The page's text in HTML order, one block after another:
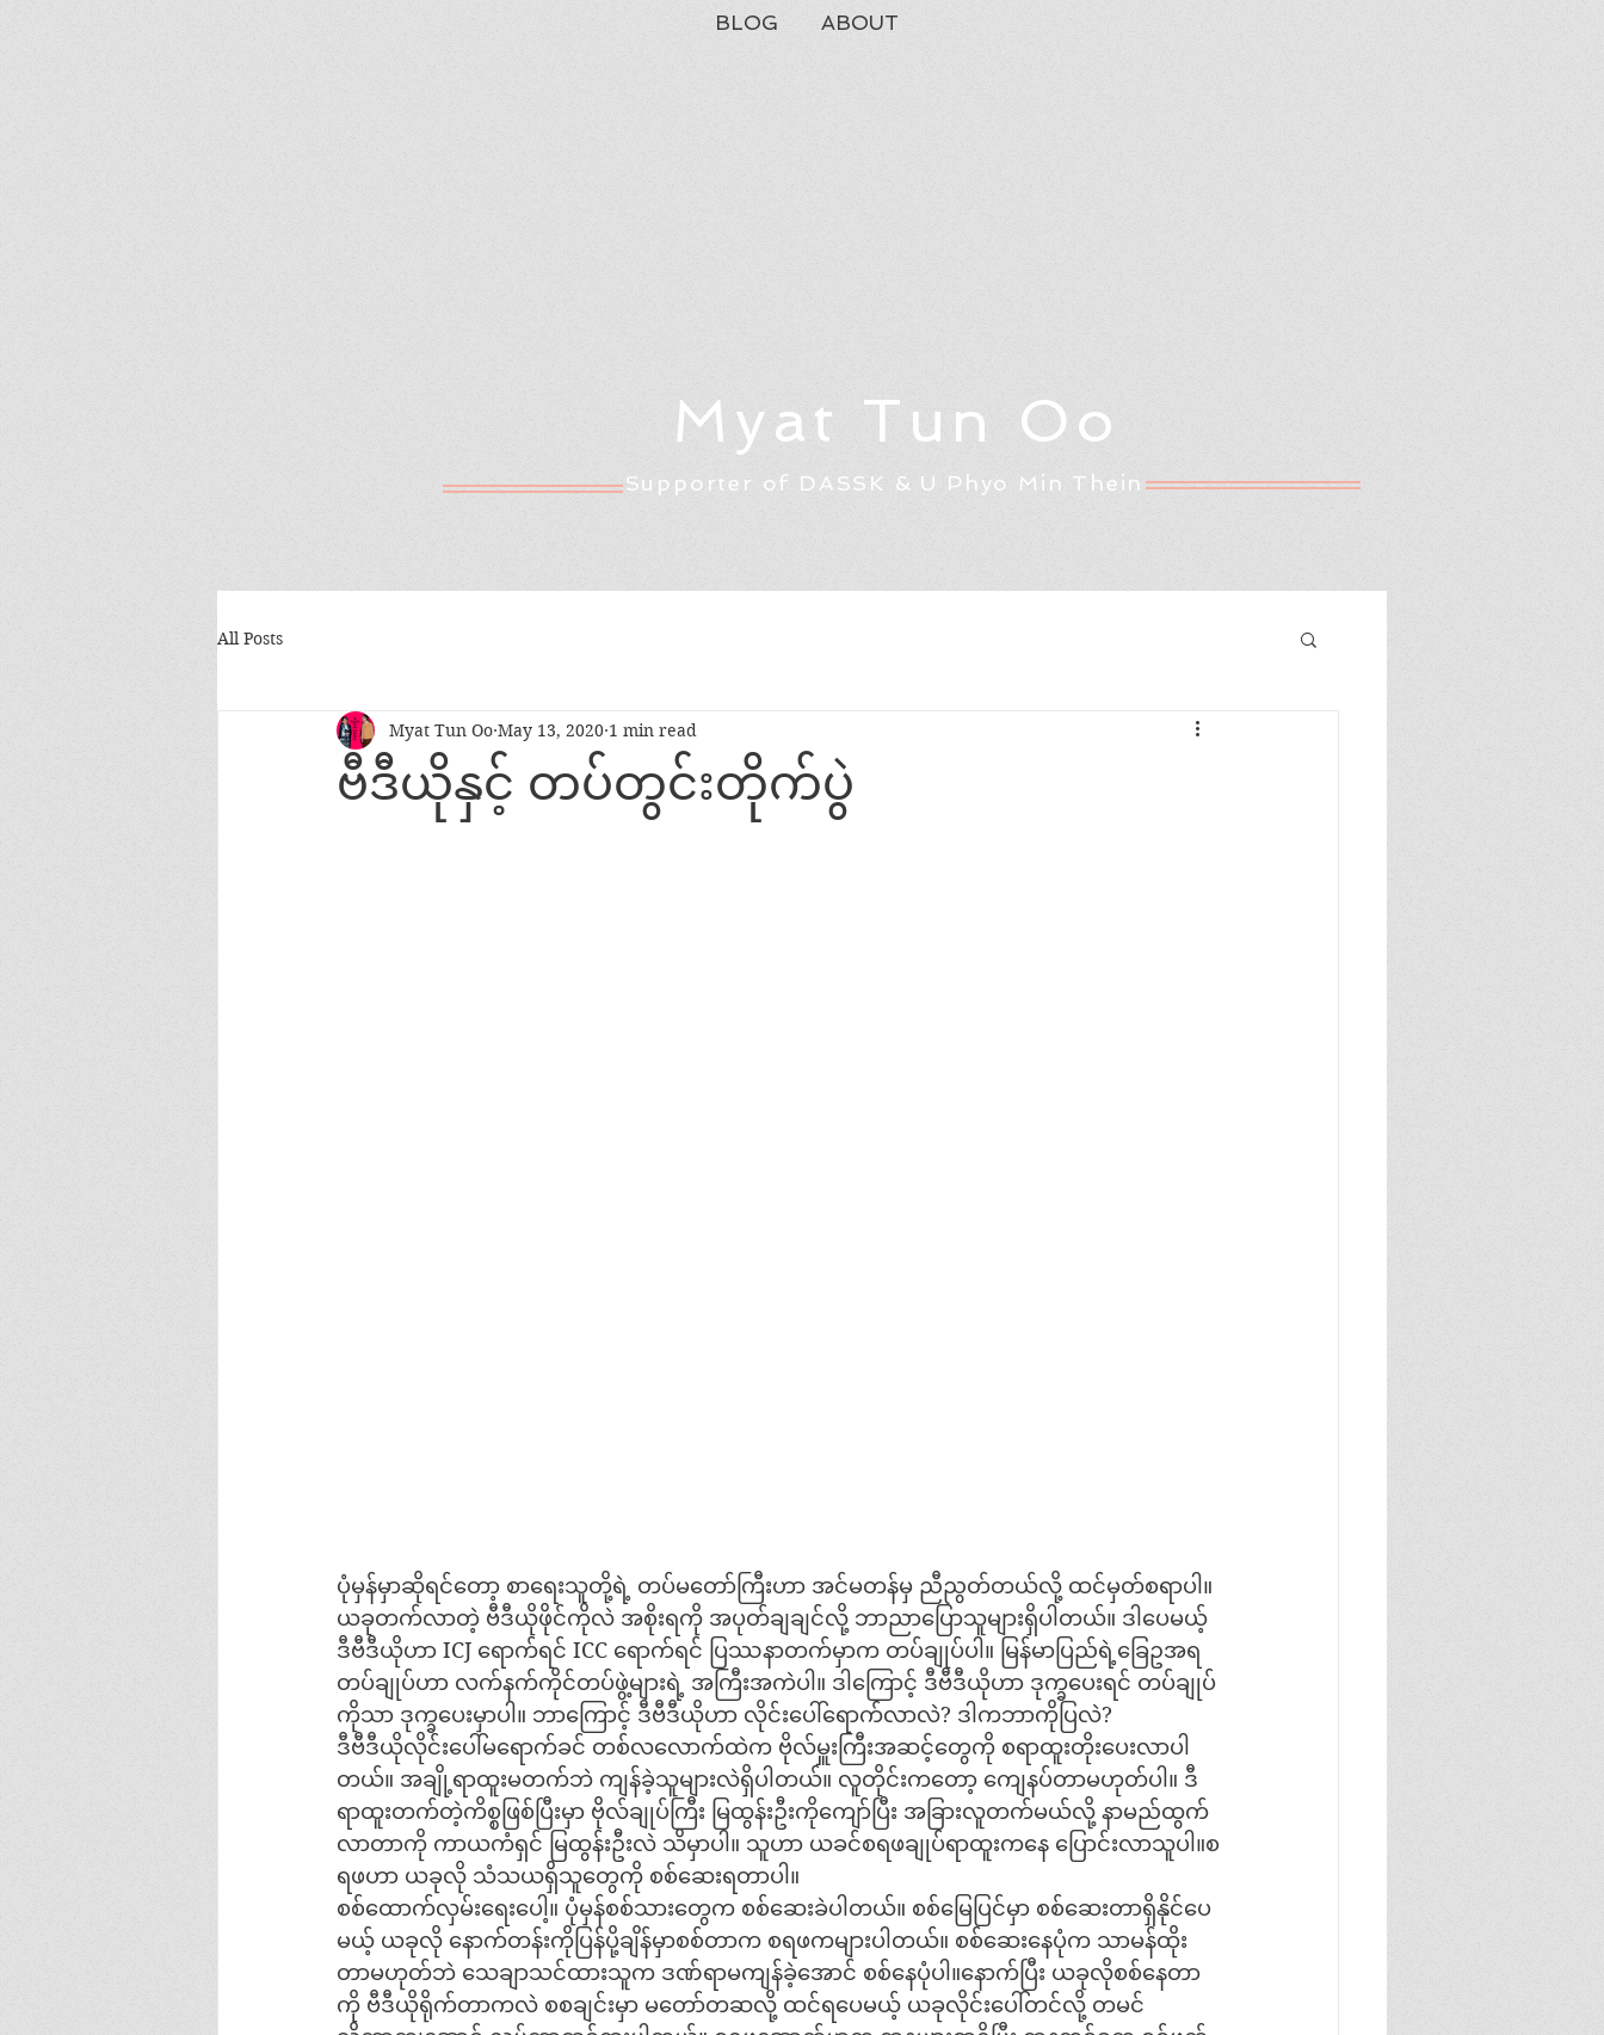
Myat Tun Oo
Supporter of DASSK & U Phyo Min Thein
BLOG ABOUT
All Posts
ဗီဒီယိုနှင့် တပ်တွင်းတိုက်ပွဲ
Myat Tun Oo May 13, 2020 1 min read
ပုံမှန်မှာဆိုရင်တော့ စာရေးသူတို့ရဲ့ တပ်မတော်ကြီးဟာ အင်မတန်မှ ညီညွတ်တယ်လို့ ထင်မှတ်စရာပါ။
ယခုတက်လာတဲ့ ဗီဒီယိုဖိုင်ကိုလဲ အစိုးရကို အပုတ်ချချင်လို့ ဘာညာပြောသူများရှိပါတယ်။ ဒါပေမယ့်
ဒီဗီဒီယိုဟာ ICJ ရောက်ရင် ICC ရောက်ရင် ပြဿနာတက်မှာက တပ်ချုပ်ပါ။ မြန်မာပြည်ရဲ့ခြေဥအရ
တပ်ချုပ်ဟာ လက်နက်ကိုင်တပ်ဖွဲ့များရဲ့ အကြီးအကဲပါ။ ဒါကြောင့် ဒီဗီဒီယိုဟာ ဒုက္ခပေးရင် တပ်ချုပ်
ကိုသာ ဒုက္ခပေးမှာပါ။ ဘာကြောင့် ဒီဗီဒီယိုဟာ လိုင်းပေါ်ရောက်လာလဲ? ဒါကဘာကိုပြလဲ?
ဒီဗီဒီယိုလိုင်းပေါ်မရောက်ခင် တစ်လလောက်ထဲက ဗိုလ်မှူးကြီးအဆင့်တွေကို စရာထူးတိုးပေးလာပါ
တယ်။ အချို့ရာထူးမတက်ဘဲ ကျန်ခဲ့သူများလဲရှိပါတယ်။ လူတိုင်းကတော့ ကျေနပ်တာမဟုတ်ပါ။ ဒီ
ရာထူးတက်တဲ့ကိစ္စဖြစ်ပြီးမှာ ဗိုလ်ချုပ်ကြီး မြထွန်းဦးကိုကျော်ပြီး အခြားလူတက်မယ်လို့ နာမည်ထွက်
လာတာကို ကာယကံရှင် မြထွန်းဦးလဲ သိမှာပါ။ သူဟာ ယခင်စရဖချုပ်ရာထူးကနေ ပြောင်းလာသူပါ။စ
ရဖဟာ ယခုလို သံသယရှိသူတွေကို စစ်ဆေးရတာပါ။
စစ်ထောက်လှမ်းရေးပေါ့။ ပုံမှန်စစ်သားတွေက စစ်ဆေးခဲပါတယ်။ စစ်မြေပြင်မှာ စစ်ဆေးတာရှိနိုင်ပေ
မယ့် ယခုလို နောက်တန်းကိုပြန်ပို့ချိန်မှာစစ်တာက စရဖကများပါတယ်။ စစ်ဆေးနေပုံက သာမန်ထိုး
တာမဟုတ်ဘဲ သေချာသင်ထားသူက ဒဏ်ရာမကျန်ခဲ့အောင် စစ်နေပုံပါ။နောက်ပြီး ယခုလိုစစ်နေတာ
ကို ဗီဒီယိုရိုက်တာကလဲ စစချင်းမှာ မတော်တဆလို့ ထင်ရပေမယ့် ယခုလိုင်းပေါ်တင်လို့ တမင်